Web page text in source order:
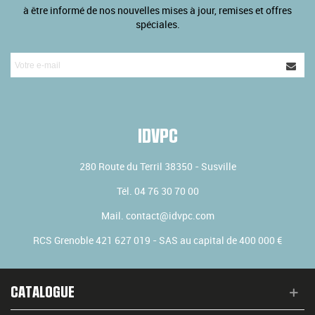
à être informé de nos nouvelles mises à jour, remises et offres
spéciales.
IDVPC
280 Route du Terril 38350 - Susville
Tél. 04 76 30 70 00
Mail. contact@idvpc.com
RCS Grenoble 421 627 019 - SAS au capital de 400 000 €
CATALOGUE